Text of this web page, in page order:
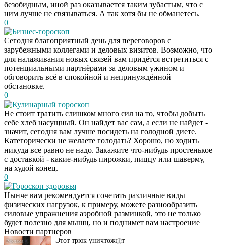
безобидным, иной раз оказывается таким зубастым, что с
ним лучше не связываться. А так хотя бы не обманетесь.
0
Бизнес-гороскоп
Сегодня благоприятный день для переговоров с
зарубежными коллегами и деловых визитов. Возможно, что
для налаживания новых связей вам придётся встретиться с
потенциальными партнёрами за деловым ужином и
обговорить всё в спокойной и непринуждённой
обстановке.
0
Кулинарный гороскоп
Не стоит тратить слишком много сил на то, чтобы добыть
себе хлеб насущный. Он найдет вас сам, а если не найдет -
значит, сегодня вам лучше посидеть на голодной диете.
Категорически не желаете голодать? Хорошо, но ходить
никуда все равно не надо. Закажите что-нибудь простенькое
с доставкой - какие-нибудь пирожки, пиццу или шаверму,
на худой конец.
0
Гороскоп здоровья
Нынче вам рекомендуется сочетать различные виды
физических нагрузок, к примеру, можете разнообразить
силовые упражнения аэробной разминкой, это не только
будет полезно для мышц, но и поднимет вам настроение
Новости партнеров
Даже самый
запущенный грибок
исчезнет с корнем,
если перед сном…
i
Этот трюк уничтожает